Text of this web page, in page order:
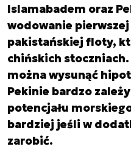
Islamabadem oraz
wodowanie
pakistańskiej floty,
chińskich
można wysunąć
Pekinie bardzo
potencjału
bardziej jeśli w
zarobić.